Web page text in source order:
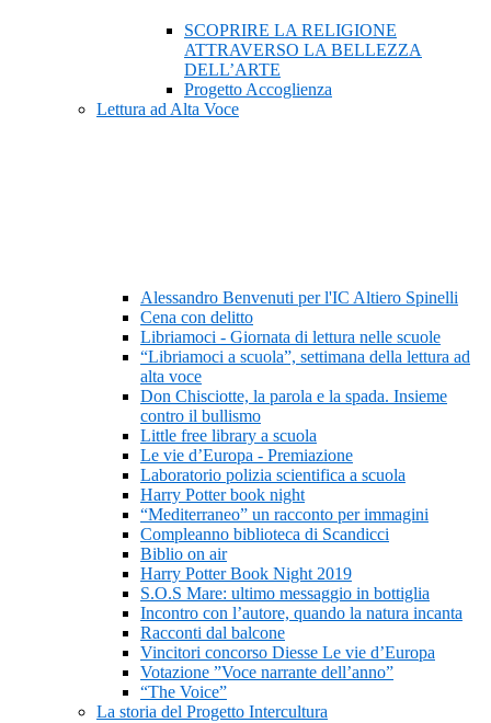
SCOPRIRE LA RELIGIONE
ATTRAVERSO LA BELLEZZA
DELL’ARTE
Progetto Accoglienza
Lettura ad Alta Voce
Alessandro Benvenuti per l'IC Altiero Spinelli
Cena con delitto
Libriamoci - Giornata di lettura nelle scuole
“Libriamoci a scuola”, settimana della lettura ad
alta voce
Don Chisciotte, la parola e la spada. Insieme
contro il bullismo
Little free library a scuola
Le vie d’Europa - Premiazione
Laboratorio polizia scientifica a scuola
Harry Potter book night
“Mediterraneo” un racconto per immagini
Compleanno biblioteca di Scandicci
Biblio on air
Harry Potter Book Night 2019
S.O.S Mare: ultimo messaggio in bottiglia
Incontro con l’autore, quando la natura incanta
Racconti dal balcone
Vincitori concorso Diesse Le vie d’Europa
Votazione ”Voce narrante dell’anno”
“The Voice”
La storia del Progetto Intercultura